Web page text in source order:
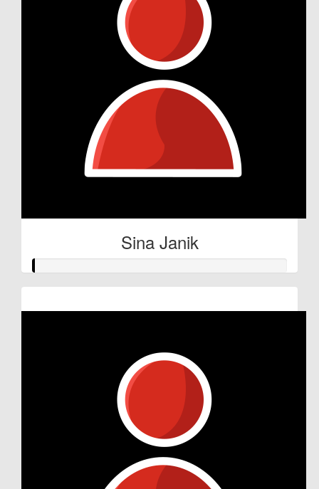
Sina Janik